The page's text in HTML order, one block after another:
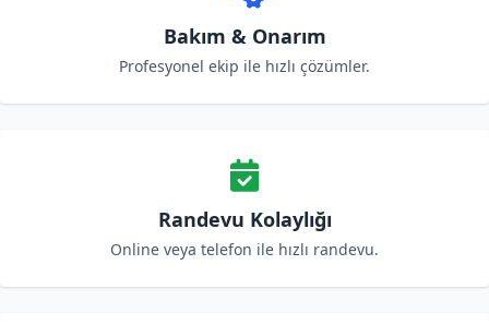
Bakım & Onarım
Profesyonel ekip ile hızlı çözümler.
Randevu Kolaylığı
Online veya telefon ile hızlı randevu.